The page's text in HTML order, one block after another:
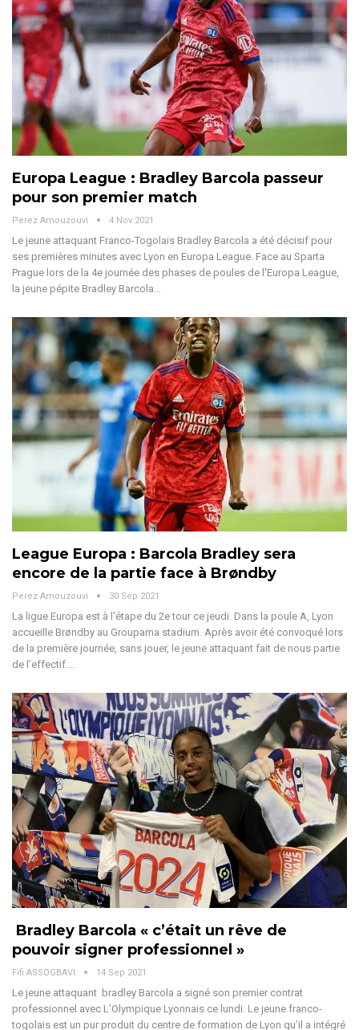
Europa League : Bradley Barcola passeur
pour son premier match
Perez Amouzouvi 4 Nov 2021
Le jeune attaquant Franco-Togolais Bradley Barcola a été décisif pour
ses premières minutes avec Lyon en Europa League. Face au Sparta
Prague lors de la 4e journée des phases de poules de l'Europa League,
la jeune pépite Bradley Barcola…
League Europa : Barcola Bradley sera
encore de la partie face à Brøndby
Perez Amouzouvi 30 Sep 2021
La ligue Europa est à l'étape du 2e tour ce jeudi. Dans la poule A, Lyon
accueille Brøndby au Groupama stadium. Après avoir été convoqué lors
de la première journée, sans jouer, le jeune attaquant fait de nous partie
de l’effectif.…
Bradley Barcola « c’était un rêve de
pouvoir signer professionnel »
Fifi ASSOGBAVI 14 Sep 2021
Le jeune attaquant bradley Barcola a signé son premier contrat
professionnel avec L’Olympique Lyonnais ce lundi. Le jeune franco-
togolais est un pur produit du centre de formation de Lyon qu’il a intégré